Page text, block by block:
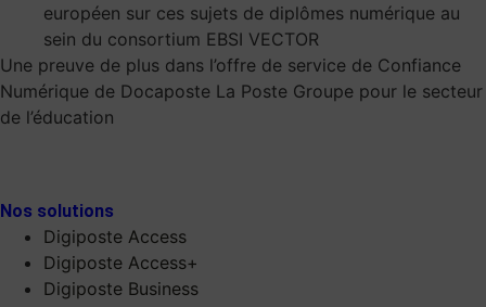
européen sur ces sujets de diplômes numérique au
sein du consortium EBSI VECTOR
Une preuve de plus dans l’offre de service de Confiance
Numérique de Docaposte La Poste Groupe pour le secteur
de l’éducation
Nos solutions
Digiposte Access
Digiposte Access+
Digiposte Business